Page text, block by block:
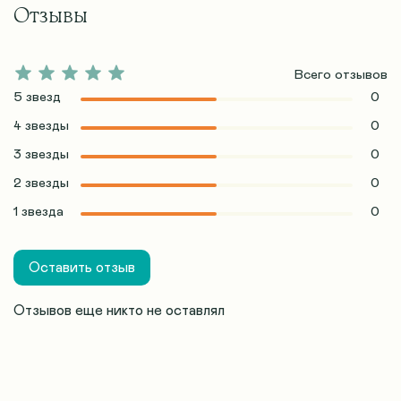
Отзывы
Отзывов еще никто не оставлял
Всего отзывов
5 звезд
0
4 звезды 0
3 звезды 0
2 звезды 0
1 звезда 0
Оставить отзыв